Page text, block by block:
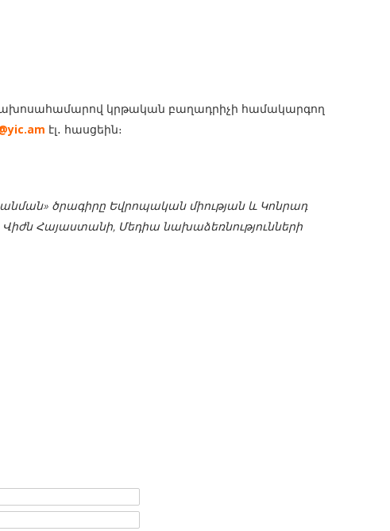
կրթական բաղադրիչի համակարգող
էլ․ հասցեին։
ծրագիրը Եվրոպական միության և Կոնրադ
Վիժն Հայաստանի, Մեդիա նախաձեռնությունների